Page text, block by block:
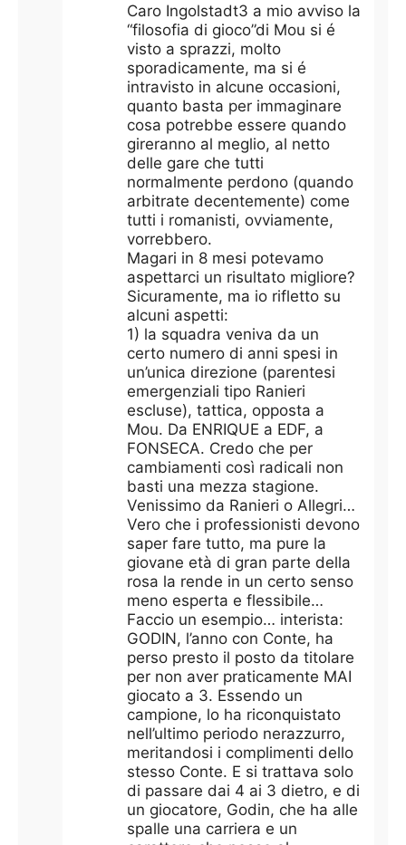
Caro Ingolstadt3 a mio avviso la
“filosofia di gioco”di Mou si é
visto a sprazzi, molto
sporadicamente, ma si é
intravisto in alcune occasioni,
quanto basta per immaginare
cosa potrebbe essere quando
gireranno al meglio, al netto
delle gare che tutti
normalmente perdono (quando
arbitrate decentemente) come
tutti i romanisti, ovviamente,
vorrebbero.
Magari in 8 mesi potevamo
aspettarci un risultato migliore?
Sicuramente, ma io rifletto su
alcuni aspetti:
1) la squadra veniva da un
certo numero di anni spesi in
un’unica direzione (parentesi
emergenziali tipo Ranieri
escluse), tattica, opposta a
Mou. Da ENRIQUE a EDF, a
FONSECA. Credo che per
cambiamenti così radicali non
basti una mezza stagione.
Venissimo da Ranieri o Allegri…
Vero che i professionisti devono
saper fare tutto, ma pure la
giovane età di gran parte della
rosa la rende in un certo senso
meno esperta e flessibile…
Faccio un esempio… interista:
GODIN, l’anno con Conte, ha
perso presto il posto da titolare
per non aver praticamente MAI
giocato a 3. Essendo un
campione, lo ha riconquistato
nell’ultimo periodo nerazzurro,
meritandosi i complimenti dello
stesso Conte. E si trattava solo
di passare dai 4 ai 3 dietro, e di
un giocatore, Godin, che ha alle
spalle una carriera e un